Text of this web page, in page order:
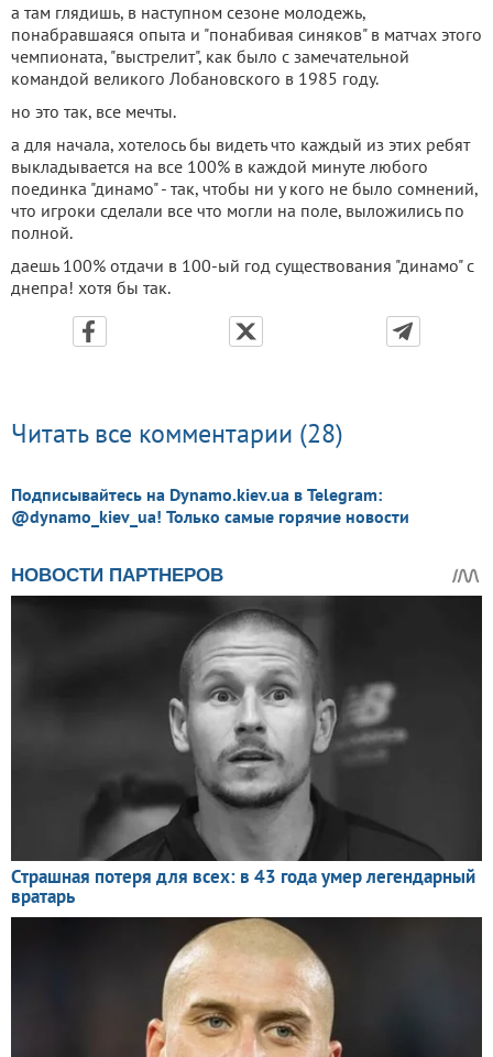
а там глядишь, в наступном сезоне молодежь,
понабравшаяся опыта и "понабивая синяков" в матчах этого
чемпионата, "выстрелит", как было c замечательной
командой великого Лобановского в 1985 году.
но это так, все мечты.
a для начала, хотелось бы видеть что каждый из этих ребят
выкладывается на все 100% в каждой минуте любого
поединка "динамо" - так, чтобы ни у кого не было сомнений,
что игроки сделали все что могли на поле, выложились по
полной.
даешь 100% отдачи в 100-ый год существования "динамо" с
днепра! хотя бы так.
Читать все комментарии (28)
Подписывайтесь на Dynamo.kiev.ua в Telegram:
@dynamo_kiev_ua! Только самые горячие новости